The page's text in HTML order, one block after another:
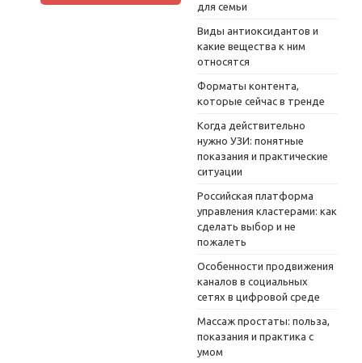
для семьи
Виды антиоксидантов и
какие вещества к ним
относятся
Форматы контента,
которые сейчас в тренде
Когда действительно
нужно УЗИ: понятные
показания и практические
ситуации
Российская платформа
управления кластерами: как
сделать выбор и не
пожалеть
Особенности продвижения
каналов в социальных
сетях в цифровой среде
Массаж простаты: польза,
показания и практика с
умом